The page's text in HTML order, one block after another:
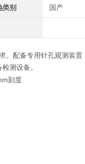
类别 国产
。配备专用针孔观测装
测设备。